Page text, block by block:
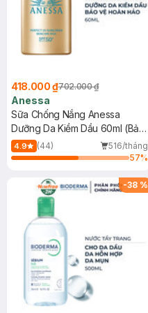
418.000 ₫702.000 ₫
Anessa
Sữa Chống Nắng Anessa
Dưỡng Da Kiềm Dầu 60ml (Bản
Mới)
4.9 (44)
516/tháng
57%
-38 %